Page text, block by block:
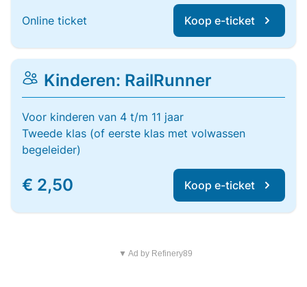
Online ticket Koop e-ticket
Kinderen: RailRunner
Voor kinderen van 4 t/m 11 jaar
Tweede klas (of eerste klas met volwassen
begeleider)
€ 2,50 Koop e-ticket
▼ Ad by Refinery89